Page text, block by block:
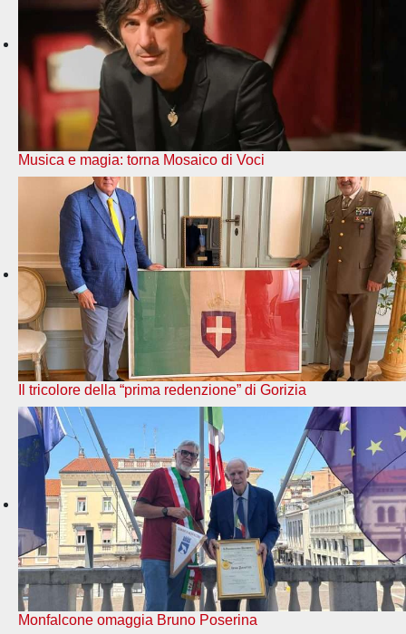
Musica e magia: torna Mosaico di Voci
Il tricolore della “prima redenzione” di Gorizia
Monfalcone omaggia Bruno Poserina